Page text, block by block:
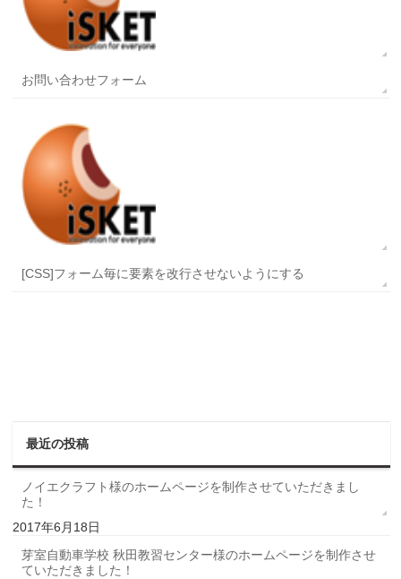
お問い合わせフォーム
[CSS]フォーム毎に要素を改行させないようにする
最近の投稿
ノイエクラフト様のホームページを制作させていただきまし
た！
2017年6月18日
芽室自動車学校 秋田教習センター様のホームページを制作させ
ていただきました！